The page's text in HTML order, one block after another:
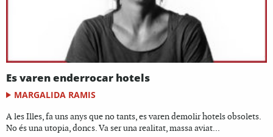
Es varen enderrocar hotels
MARGALIDA RAMIS
A les Illes, fa uns anys que no tants, es varen demolir hotels obsolets.
No és una utopia, doncs. Va ser una realitat, massa aviat...